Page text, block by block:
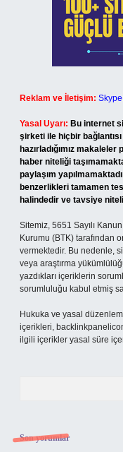
Reklam ve İletişim:
Yasal Uyarı: Bu internet
şirketi ile hiçbir
hazırladığımız
haber niteliği
paylaşım
benzerlikleri tamamen
halindedir ve tavsiye
Sitemiz, 5651 Sayılı
Kurumu (BTK) tarafından
vermektedir. Bu nedenle,
veya araştırma
yazdıkları içeriklerin
sorumluluğu kabul etmiş
Hukuka ve yasal
içerikleri,
ilgili içerikler yasal süre
Son yorumlar